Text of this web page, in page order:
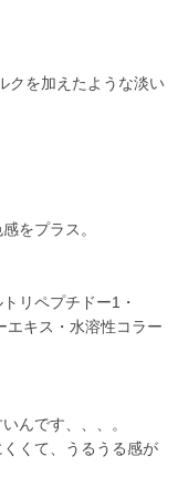
クを加えたような淡い
をプラス。
リペプチドー1・
エキス・水溶性コラー
んです、、、。
くて、うるうる感が